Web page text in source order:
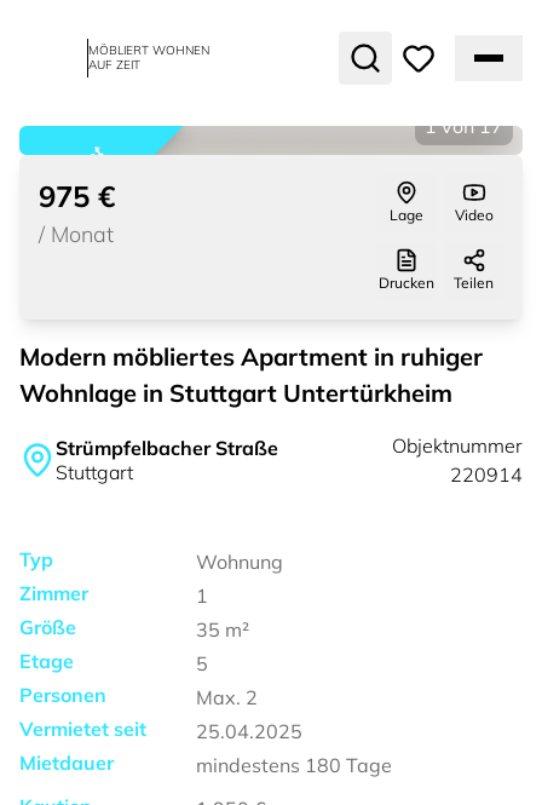
MÖBLIERT WOHNEN
AUF ZEIT
vermietet
1 von 17
975 €
/ Monat
Lage Video
Drucken Teilen
Modern möbliertes Apartment in ruhiger
Wohnlage in Stuttgart Untertürkheim
Strümpfelbacher Straße
Stuttgart
Objektnummer
220914
Typ
Wohnung
Zimmer
1
Größe
35 m²
Etage
5
Personen
Max. 2
Vermietet seit
25.04.2025
Mietdauer
mindestens 180 Tage